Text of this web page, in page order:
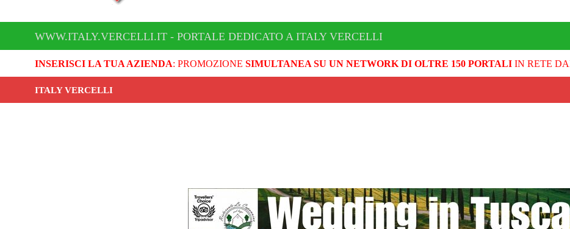
WWW.ITALY.VERCELLI.IT - PORTALE DEDICATO A ITALY VERCELLI
INSERISCI LA TUA AZIENDA: PROMOZIONE SIMULTANEA SU UN NETWORK DI OLTRE 150 PORTALIIN RETE
ITALY VERCELLI